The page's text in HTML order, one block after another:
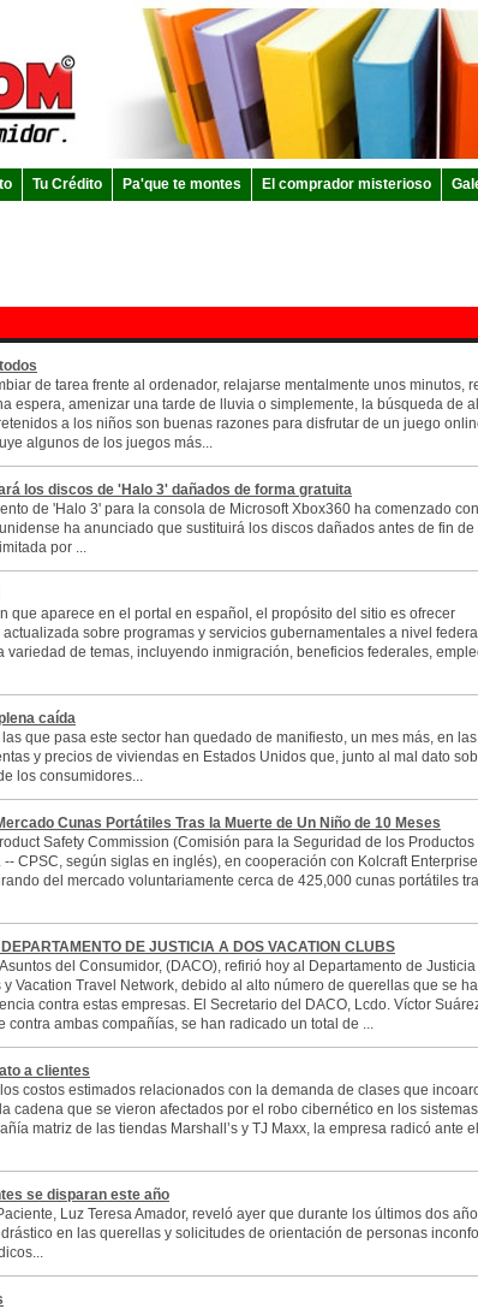
Tu Crédito Pa'que te montes El comprador misterioso
de tarea frente al ordenador, relajarse mentalmente unos minutos,
espera, amenizar una tarde de lluvia o simplemente, la búsqueda de
a los niños son buenas razones para disfrutar de un juego
algunos de los juegos más...
los discos de 'Halo 3' dañados de forma gratuita
de 'Halo 3' para la consola de Microsoft Xbox360 ha comenzado
ha anunciado que sustituirá los discos dañados antes de fin de
por ...
que aparece en el portal en español, el propósito del sitio es ofrecer
sobre programas y servicios gubernamentales a nivel
variedad de temas, incluyendo inmigración, beneficios federales,
caída
que pasa este sector han quedado de manifiesto, un mes más, en las
y precios de viviendas en Estados Unidos que, junto al mal dato
los consumidores...
Cunas Portátiles Tras la Muerte de Un Niño de 10 Meses
Safety Commission (Comisión para la Seguridad de los Productos
CPSC, según siglas en inglés), en cooperación con Kolcraft
del mercado voluntariamente cerca de 425,000 cunas portátiles
DE JUSTICIA A DOS VACATION CLUBS
del Consumidor, (DACO), refirió hoy al Departamento de Justicia
Vacation Travel Network, debido al alto número de querellas que se
contra estas empresas. El Secretario del DACO, Lcdo. Víctor
contra ambas compañías, se han radicado un total de ...
a clientes
costos estimados relacionados con la demanda de clases que
cadena que se vieron afectados por el robo cibernético en los
matriz de las tiendas Marshall’s y TJ Maxx, la empresa radicó ante
se disparan este año
Luz Teresa Amador, reveló ayer que durante los últimos dos
en las querellas y solicitudes de orientación de personas